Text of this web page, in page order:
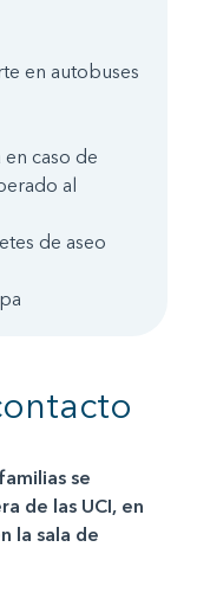
en autobuses
caso de
al
de aseo
se
de las UCI, en
la sala de